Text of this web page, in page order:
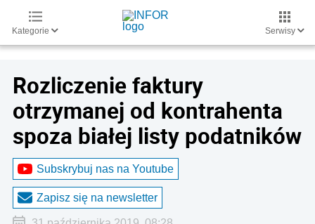
Kategorie Serwisy
Rozliczenie faktury
otrzymanej od kontrahenta
spoza białej listy podatników
Subskrybuj nas na Youtube
Zapisz się na newsletter